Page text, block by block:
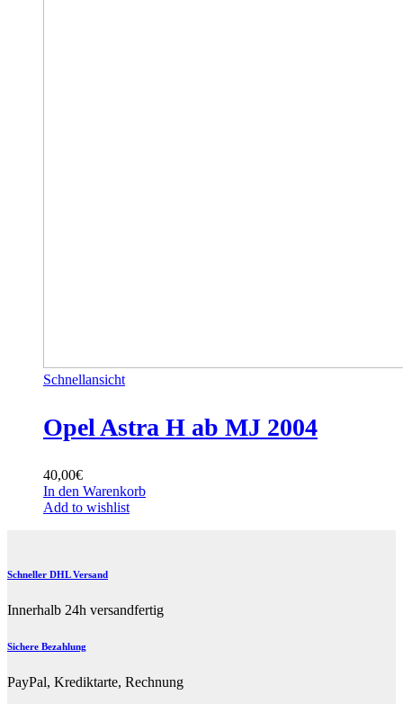
Schnellansicht
Opel Astra H ab MJ 2004
40,00€
In den Warenkorb
Add to wishlist
Schneller DHL Versand
Innerhalb 24h versandfertig
Sichere Bezahlung
PayPal, Krediktarte, Rechnung